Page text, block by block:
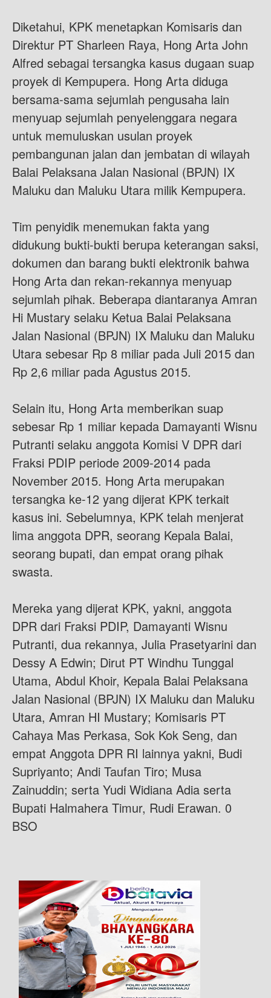
Diketahui, KPK menetapkan Komisaris dan
Direktur PT Sharleen Raya, Hong Arta John
Alfred sebagai tersangka kasus dugaan suap
proyek di Kempupera. Hong Arta diduga
bersama-sama sejumlah pengusaha lain
menyuap sejumlah penyelenggara negara
untuk memuluskan usulan proyek
pembangunan jalan dan jembatan di wilayah
Balai Pelaksana Jalan Nasional (BPJN) IX
Maluku dan Maluku Utara milik Kempupera.
Tim penyidik menemukan fakta yang
didukung bukti-bukti berupa keterangan saksi,
dokumen dan barang bukti elektronik bahwa
Hong Arta dan rekan-rekannya menyuap
sejumlah pihak. Beberapa diantaranya Amran
Hi Mustary selaku Ketua Balai Pelaksana
Jalan Nasional (BPJN) IX Maluku dan Maluku
Utara sebesar Rp 8 miliar pada Juli 2015 dan
Rp 2,6 miliar pada Agustus 2015.
Selain itu, Hong Arta memberikan suap
sebesar Rp 1 miliar kepada Damayanti Wisnu
Putranti selaku anggota Komisi V DPR dari
Fraksi PDIP periode 2009-2014 pada
November 2015. Hong Arta merupakan
tersangka ke-12 yang dijerat KPK terkait
kasus ini. Sebelumnya, KPK telah menjerat
lima anggota DPR, seorang Kepala Balai,
seorang bupati, dan empat orang pihak
swasta.
Mereka yang dijerat KPK, yakni, anggota
DPR dari Fraksi PDIP, Damayanti Wisnu
Putranti, dua rekannya, Julia Prasetyarini dan
Dessy A Edwin; Dirut PT Windhu Tunggal
Utama, Abdul Khoir, Kepala Balai Pelaksana
Jalan Nasional (BPJN) IX Maluku dan Maluku
Utara, Amran HI Mustary; Komisaris PT
Cahaya Mas Perkasa, Sok Kok Seng, dan
empat Anggota DPR RI lainnya yakni, Budi
Supriyanto; Andi Taufan Tiro; Musa
Zainuddin; serta Yudi Widiana Adia serta
Bupati Halmahera Timur, Rudi Erawan. 0
BSO